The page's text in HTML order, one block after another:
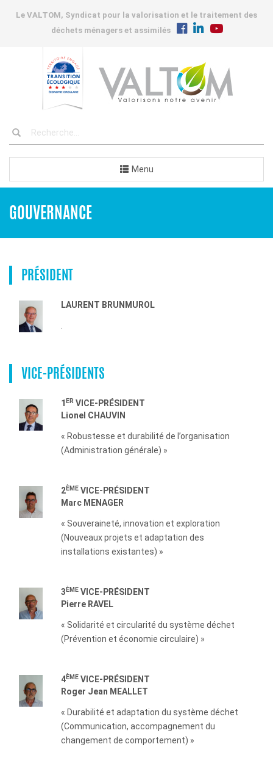
Le VALTOM, Syndicat pour la valorisation et le traitement des
déchets ménagers et assimilés
Menu
GOUVERNANCE
PRÉSIDENT
LAURENT BRUNMUROL
VICE-PRÉSIDENTS
1ER VICE-PRÉSIDENT
Lionel CHAUVIN
« Robustesse et durabilité de l’organisation
(Administration générale) »
2ÈME VICE-PRÉSIDENT
Marc MENAGER
« Souveraineté, innovation et exploration
(Nouveaux projets et adaptation des
installations existantes) »
3ÈME VICE-PRÉSIDENT
Pierre RAVEL
« Solidarité et circularité du système déchet
(Prévention et économie circulaire) »
4ÈME VICE-PRÉSIDENT
Roger Jean MEALLET
« Durabilité et adaptation du système déchet
(Communication, accompagnement du
changement de comportement) »